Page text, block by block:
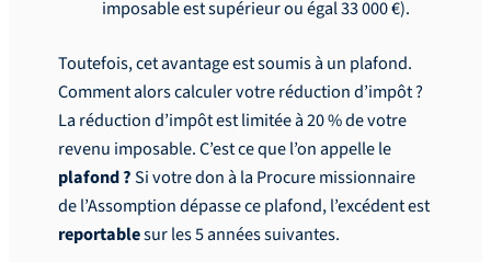
imposable est supérieur ou égal 33 000 €).
Toutefois, cet avantage est soumis à un plafond.
Comment alors calculer votre réduction d’impôt ?
La réduction d’impôt est limitée à 20 % de votre
revenu imposable. C’est ce que l’on appelle le
plafond ?Si votre don à la Procure missionnaire
de l’Assomption dépasse ce plafond, l’excédent est
reportablesur les 5 années suivantes.